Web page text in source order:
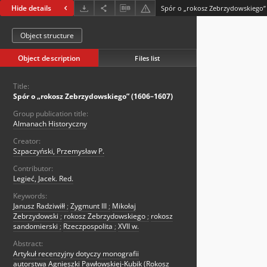
Hide details Spór o „rokosz Zebrzydowskiego”
Object structure
Object description Files list
Title:
Spór o „rokosz Zebrzydowskiego” (1606–1607)
Group publication title:
Almanach Historyczny
Creator:
Szpaczyński, Przemysław P.
Contributor:
Legieć, Jacek. Red.
Keywords:
Janusz Radziwiłł ; Zygmunt III ; Mikołaj
Zebrzydowski ; rokosz Zebrzydowskiego ; rokosz
sandomierski ; Rzeczpospolita ; XVII w.
Abstract:
Artykuł recenzyjny dotyczy monografii
autorstwa Agnieszki Pawłowskiej-Kubik (Rokosz